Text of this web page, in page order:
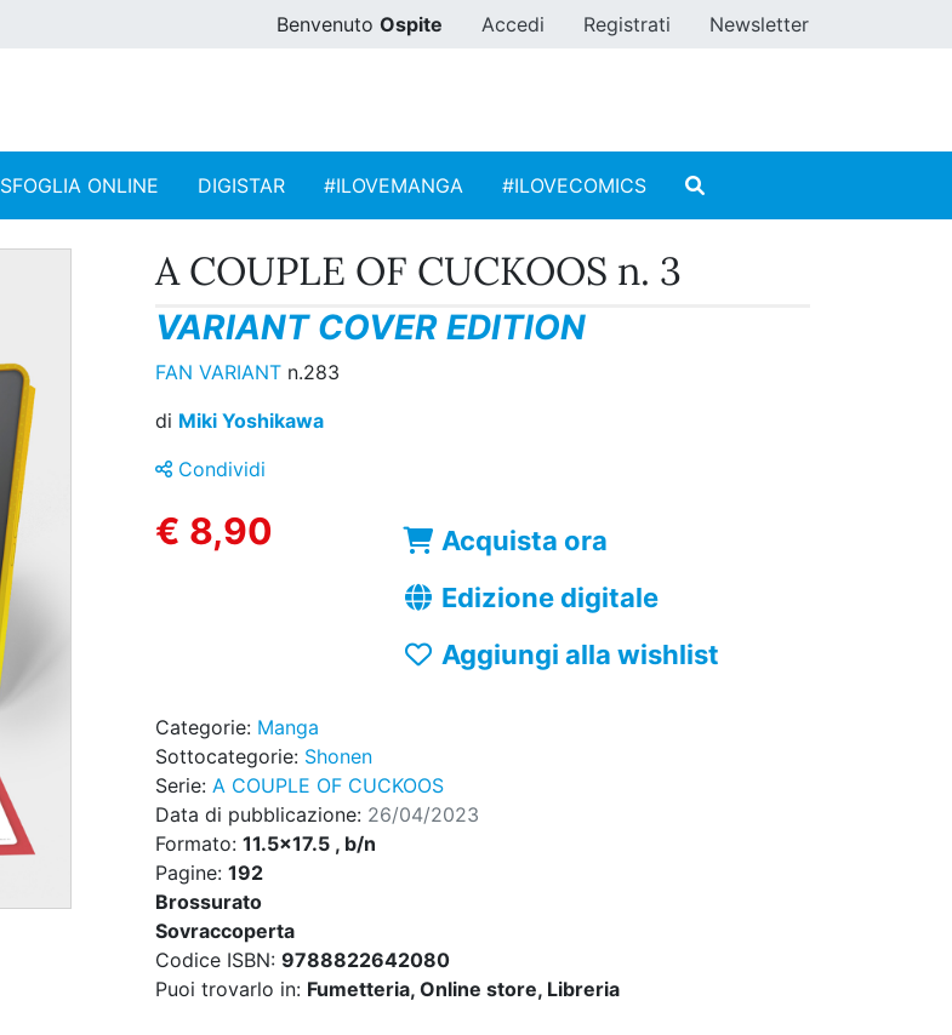
Benvenuto Ospite Accedi Registrati Newsletter
SFOGLIA ONLINE DIGISTAR #ILOVEMANGA #ILOVECOMICS
A COUPLE OF CUCKOOS n. 3
VARIANT COVER EDITION
FAN VARIANT n.283
di Miki Yoshikawa
Condividi
€ 8,90
Acquista ora
Edizione digitale
Aggiungi alla wishlist
Categorie: Manga
Sottocategorie: Shonen
Serie: A COUPLE OF CUCKOOS
Data di pubblicazione: 26/04/2023
Formato: 11.5x17.5 , b/n
Pagine: 192
Brossurato
Sovraccoperta
Codice ISBN: 9788822642080
Puoi trovarlo in: Fumetteria, Online store, Libreria